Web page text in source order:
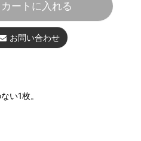
カートに入れる
お問い合わせ
い1枚。